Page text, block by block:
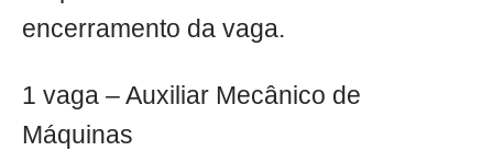
encerramento da vaga.
1 vaga – Auxiliar Mecânico de
Máquinas